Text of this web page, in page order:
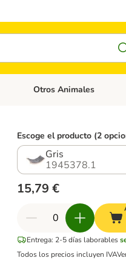
Comida Gatos
Menú de categoria abierto:
Otros Animales
Escoge el producto (2
Gris
1945378.1
15,79 €
Entrega: 2-5 días laborables
Todos los precios incluyen IVA